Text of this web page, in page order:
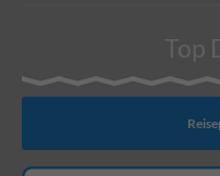
Top